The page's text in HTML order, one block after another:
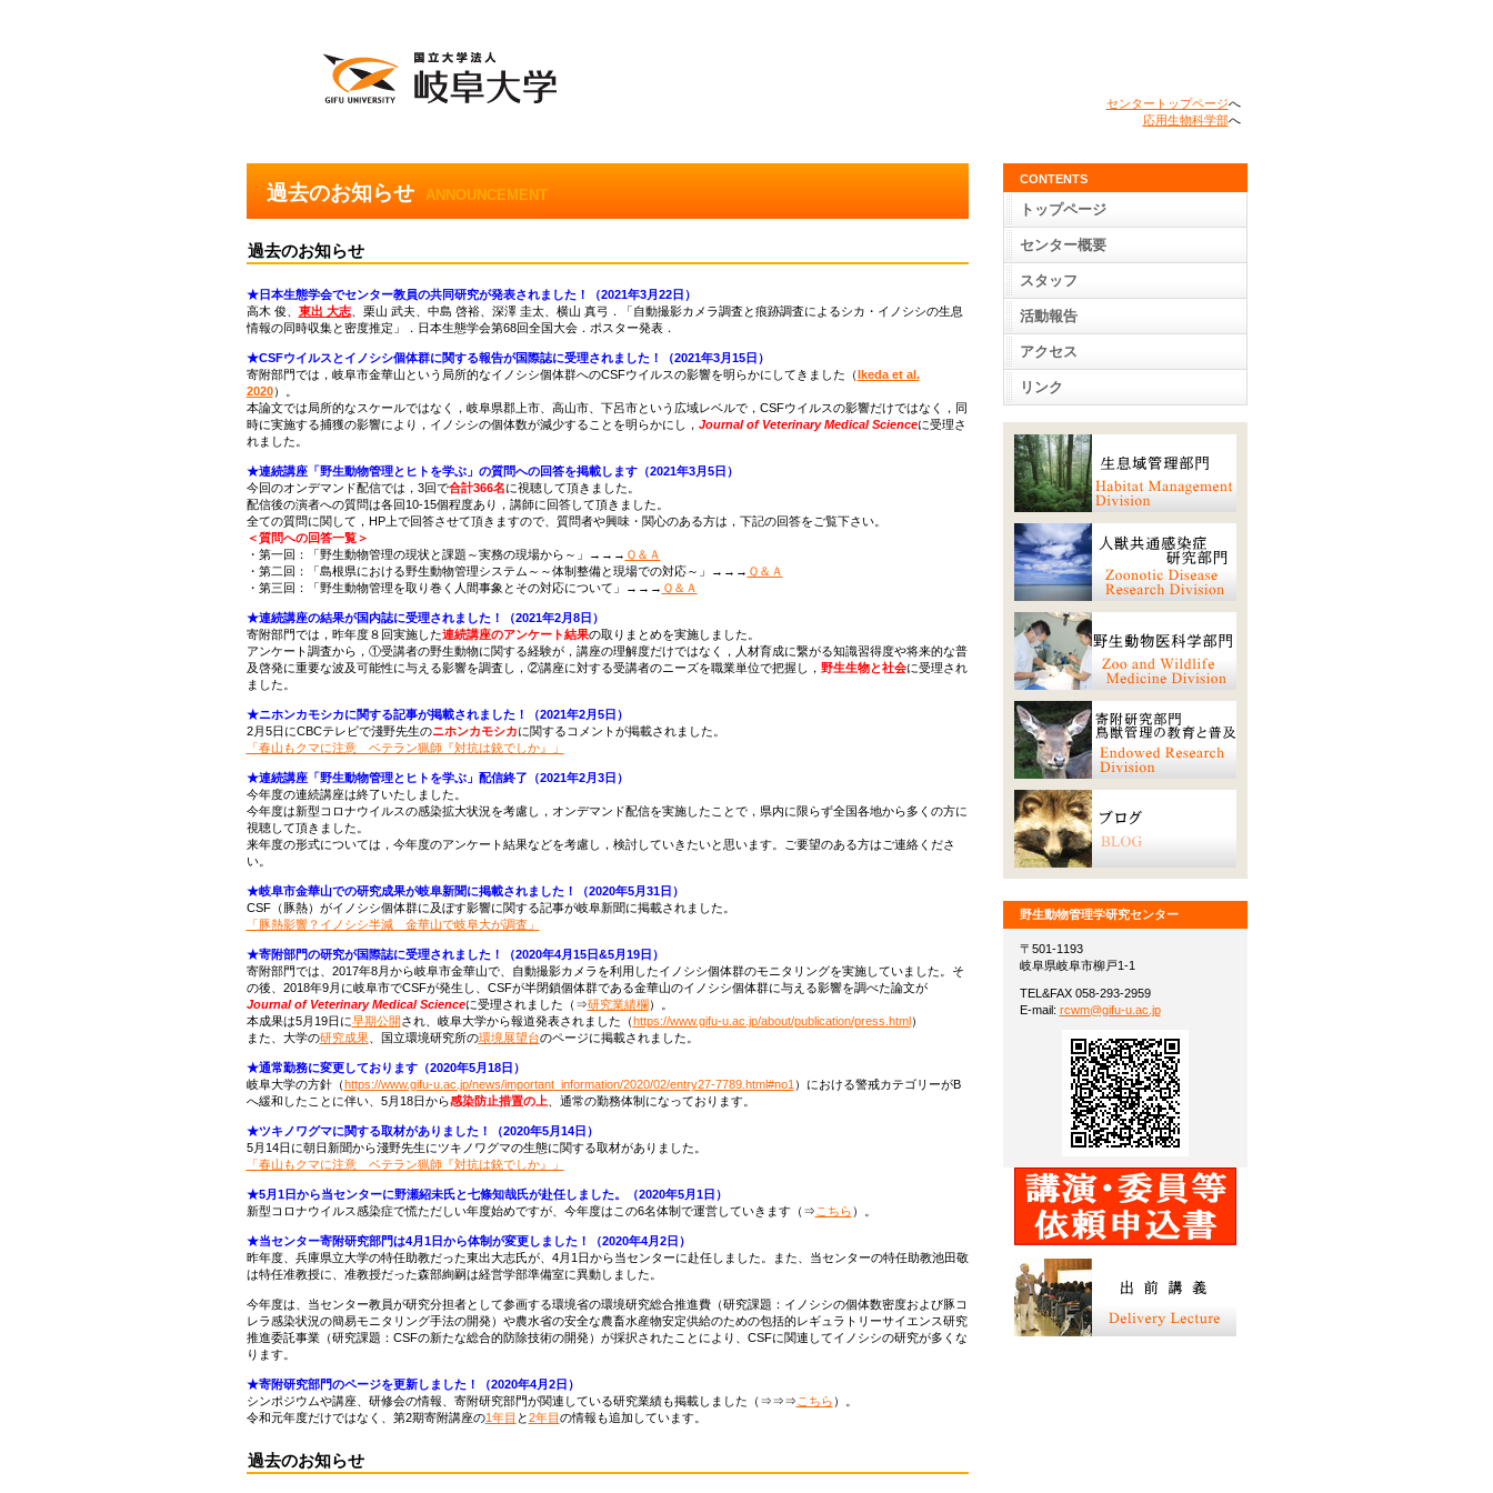
センタートップページへ
応用生物科学部へ
過去のお知らせ ANNOUNCEMENT
過去のお知らせ
★日本生態学会でセンター教員の共同研究が発表されました！（2021年3月22日）
高木 俊、 東出 大志、栗山 武夫、中島 啓裕、深澤 圭太、横山 真弓．「自動撮影カメラ調査と痕跡調査によるシカ・イノシシの生息
情報の同時収集と密度推定」．日本生態学会第68回全国大会．ポスター発表．
★CSFウイルスとイノシシ個体群に関する報告が国際誌に受理されました！（2021年3月15日）
寄附部門では，岐阜市金華山という局所的なイノシシ個体群へのCSFウイルスの影響を明らかにしてきました（Ikeda et al.
2020）。
本論文では局所的なスケールではなく，岐阜県郡上市、高山市、下呂市という広域レベルで，CSFウイルスの影響だけではなく，同
時に実施する捕獲の影響により，イノシシの個体数が減少することを明らかにし， Journal of Veterinary Medical Scienceに受理さ
れました。
★連続講座「野生動物管理とヒトを学ぶ」の質問への回答を掲載します（2021年3月5日）
今回のオンデマンド配信では，3回で合計366名に視聴して頂きました。
配信後の演者への質問は各回10-15個程度あり，講師に回答して頂きました。
全ての質問に関して，HP上で回答させて頂きますので、質問者や興味・関心のある方は，下記の回答をご覧下さい。
＜質問への回答一覧＞
・第一回：「野生動物管理の現状と課題～実務の現場から～」→→→ Ｑ＆Ａ
・第二回：「島根県における野生動物管理システム～～体制整備と現場での対応～」→→→ Ｑ＆Ａ
・第三回：「野生動物管理を取り巻く人間事象とその対応について」→→→ Ｑ＆Ａ
★連続講座の結果が国内誌に受理されました！（2021年2月8日）
寄附部門では，昨年度８回実施した連続講座のアンケート結果の取りまとめを実施しました。
アンケート調査から，①受講者の野生動物に関する経験が，講座の理解度だけではなく，人材育成に繋がる知識習得度や将来的な普
及啓発に重要な波及可能性に与える影響を調査し，②講座に対する受講者のニーズを職業単位で把握し， 野生生物と社会に受理され
ました。
★ニホンカモシカに関する記事が掲載されました！（2021年2月5日）
2月5日にCBCテレビで淺野先生のニホンカモシカに関するコメントが掲載されました。
「春山もクマに注意 ベテラン猟師『対抗は銃でしか』」
★連続講座「野生動物管理とヒトを学ぶ」配信終了（2021年2月3日）
今年度の連続講座は終了いたしました。
今年度は新型コロナウイルスの感染拡大状況を考慮し，オンデマンド配信を実施したことで，県内に限らず全国各地から多くの方に
視聴して頂きました。
来年度の形式については，今年度のアンケート結果などを考慮し，検討していきたいと思います。ご要望のある方はご連絡くださ
い。
★岐阜市金華山での研究成果が岐阜新聞に掲載されました！（2020年5月31日）
CSF（豚熱）がイノシシ個体群に及ぼす影響に関する記事が岐阜新聞に掲載されました。
「豚熱影響？イノシシ半減 金華山で岐阜大が調査」
★寄附部門の研究が国際誌に受理されました！（2020年4月15日&5月19日）
寄附部門では、2017年8月から岐阜市金華山で、自動撮影カメラを利用したイノシシ個体群のモニタリングを実施していました。そ
の後、2018年9月に岐阜市でCSFが発生し、CSFが半閉鎖個体群である金華山のイノシシ個体群に与える影響を調べた論文が
Journal of Veterinary Medical Scienceに受理されました（⇒研究業績欄）。
本成果は5月19日に早期公開され、岐阜大学から報道発表されました（https://www.gifu-u.ac.jp/about/publication/press.html）
また、大学の研究成果、国立環境研究所の環境展望台のページに掲載されました。
★通常勤務に変更しております（2020年5月18日）
岐阜大学の方針（https://www.gifu-u.ac.jp/news/important_information/2020/02/entry27-7789.html#no1 ）における警戒カテゴリーがB
へ緩和したことに伴い、5月18日から感染防止措置の上 、通常の勤務体制になっております。
★ツキノワグマに関する取材がありました！（2020年5月14日）
5月14日に朝日新聞から淺野先生にツキノワグマの生態に関する取材がありました。
「春山もクマに注意 ベテラン猟師『対抗は銃でしか』」
★5月1日から当センターに野瀬紹未氏と七條知哉氏が赴任しました。（2020年5月1日）
新型コロナウイルス感染症で慌ただしい年度始めですが、今年度はこの6名体制で運営していきます（⇒ こちら）。
★当センター寄附研究部門は4月1日から体制が変更しました！（2020年4月2日）
昨年度、兵庫県立大学の特任助教だった東出大志氏が、4月1日から当センターに赴任しました。また、当センターの特任助教池田敬
は特任准教授に、准教授だった森部絢嗣は経営学部準備室に異動しました。
今年度は、当センター教員が研究分担者として参画する環境省の環境研究総合推進費（研究課題：イノシシの個体数密度および豚コ
レラ感染状況の簡易モニタリング手法の開発）や農水省の安全な農畜水産物安定供給のための包括的レギュラトリーサイエンス研究
推進委託事業（研究課題：CSFの新たな総合的防除技術の開発）が採択されたことにより、CSFに関連してイノシシの研究が多くな
ります。
★寄附研究部門のページを更新しました！（2020年4月2日）
シンポジウムや講座、研修会の情報、寄附研究部門が関連している研究業績も掲載しました（⇒⇒⇒ こちら）。
令和元年度だけではなく、第2期寄附講座の1年目 と2年目の情報も追加しています。
過去のお知らせ
CONTENTS
トップページ
センター概要
スタッフ
活動報告
アクセス
リンク
野生動物管理学研究センター
〒501-1193
岐阜県岐阜市柳戸1-1
TEL&FAX 058-293-2959
E-mail: rcwm@gifu-u.ac.jp